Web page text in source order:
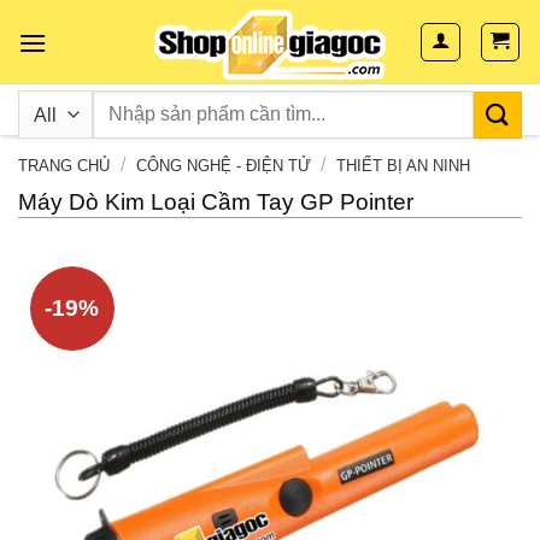
TRANG CHỦ / CÔNG NGHỆ - ĐIỆN TỬ / THIẾT BỊ AN NINH
Máy Dò Kim Loại Cầm Tay GP Pointer
-19%